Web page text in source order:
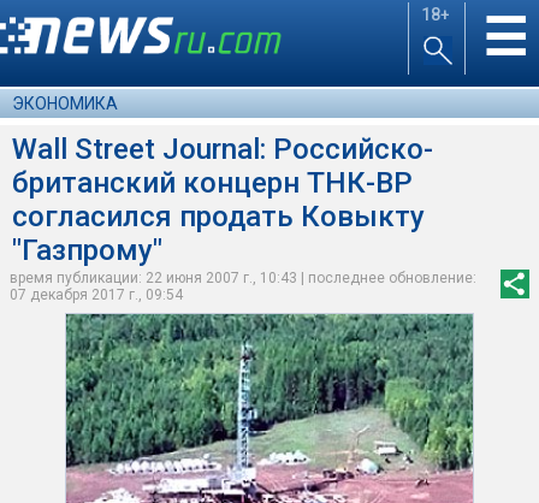
18+ ☰
ЭКОНОМИКА
Wall Street Journal: Российско-
британский концерн ТНК-BP
согласился продать Ковыкту
"Газпрому"
время публикации: 22 июня 2007 г., 10:43 | последнее обновление:
07 декабря 2017 г., 09:54